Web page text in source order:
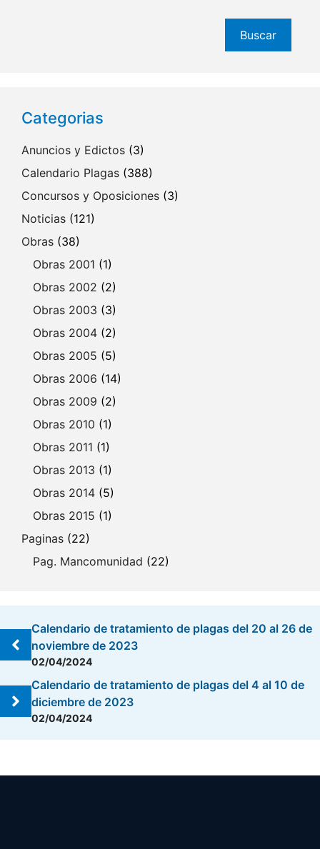
Buscar
Categorias
Anuncios y Edictos (3)
Calendario Plagas (388)
Concursos y Oposiciones (3)
Noticias (121)
Obras (38)
Obras 2001 (1)
Obras 2002 (2)
Obras 2003 (3)
Obras 2004 (2)
Obras 2005 (5)
Obras 2006 (14)
Obras 2009 (2)
Obras 2010 (1)
Obras 2011 (1)
Obras 2013 (1)
Obras 2014 (5)
Obras 2015 (1)
Paginas (22)
Pag. Mancomunidad (22)
Calendario de tratamiento de plagas del 20 al 26 de
noviembre de 2023
02/04/2024
Calendario de tratamiento de plagas del 4 al 10 de
diciembre de 2023
02/04/2024